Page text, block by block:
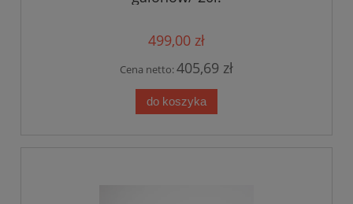
499,00 zł
Cena netto:405,69 zł
do koszyka